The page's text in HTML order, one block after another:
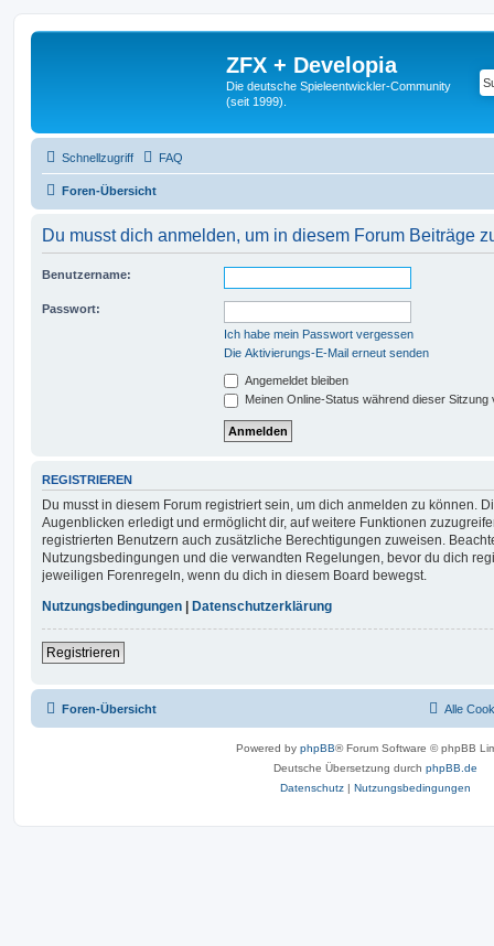
ZFX + Developia
Die deutsche Spieleentwickler-Community
(seit 1999).
Schnellzugriff FAQ
Foren-Übersicht
Du musst dich anmelden, um in diesem Forum Beiträge
Benutzername:
Passwort:
Ich habe mein Passwort vergessen
Die Aktivierungs-E-Mail erneut senden
Angemeldet bleiben
Meinen Online-Status während dieser Sitzung
REGISTRIEREN
Du musst in diesem Forum registriert sein, um dich anmelden zu können.
Augenblicken erledigt und ermöglicht dir, auf weitere Funktionen
registrierten Benutzern auch zusätzliche Berechtigungen zuweisen.
Nutzungsbedingungen und die verwandten Regelungen, bevor du dich
jeweiligen Forenregeln, wenn du dich in diesem Board bewegst.
Nutzungsbedingungen
Datenschutzerklärung
Registrieren
Foren-Übersicht Alle
Powered by phpBB® Forum Software © phpBB
Deutsche Übersetzung durch phpBB.de
Datenschutz | Nutzungsbedingungen